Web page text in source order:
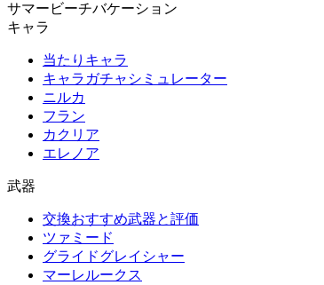
サマービーチバケーション
キャラ
当たりキャラ
キャラガチャシミュレーター
ニルカ
フラン
カクリア
エレノア
武器
交換おすすめ武器と評価
ツァミード
グライドグレイシャー
マーレルークス